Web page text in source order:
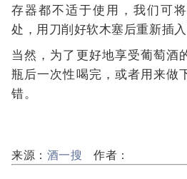
存器都不适于使用，我们可
处，用刀削好软木塞后重新插入
当然，为了更好地享受葡萄酒
瓶后一次性喝完，或者用来做
错。
来源： 酒一搜 作者：